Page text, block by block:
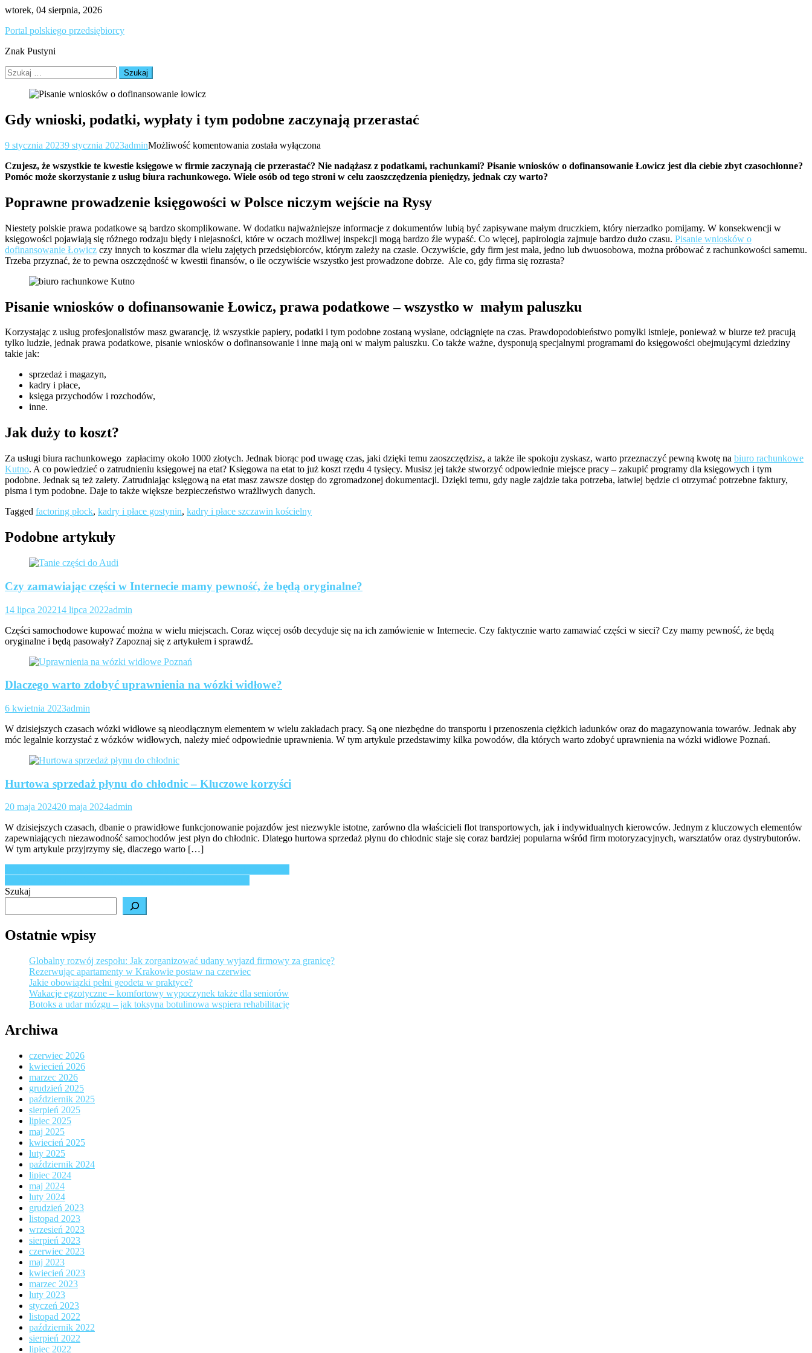
Skip
content
wtorek, 04 sierpnia, 2026
Portal polskiego przedsiębiorcy
Znak Pustyni
Szukaj:
Gdy wnioski, podatki, wypłaty i tym podobne zaczynają przerastać
9 stycznia 20239 stycznia 2023adminMożliwość komentowania Gdy
podatki,
wypłaty
tym
podobne
przerastać
została wyłączona
Czujesz, że wszystkie te kwestie księgowe w firmie zaczynają cie przerastać? Nie nadążasz z podatkami, rachunkami? Pisanie wniosków o dofinansowanie Łowicz jest dla ciebie zbyt czasochłonne?
Pomóc może skorzystanie z usług biura rachunkowego. Wiele osób od tego stroni w celu zaoszczędzenia pieniędzy, jednak czy warto?
Poprawne prowadzenie księgowości w Polsce niczym wejście na Rysy
Niestety polskie prawa podatkowe są bardzo skomplikowane. W dodatku najważniejsze informacje z dokumentów lubią być zapisywane małym druczkiem, który nierzadko pomijamy. W konsekwencji w
księgowości pojawiają się różnego rodzaju błędy i niejasności, które w oczach możliwej inspekcji mogą bardzo źle wypaść. Co więcej, papirologia zajmuje bardzo dużo czasu. Pisanie wniosków o
dofinansowanie Łowicz czy innych to koszmar dla wielu zajętych przedsiębiorców, którym zależy na czasie. Oczywiście, gdy firm jest mała, jedno lub dwuosobowa, można próbować z rachunkowości samemu.
Trzeba przyznać, że to pewna oszczędność w kwestii finansów, o ile oczywiście wszystko jest prowadzone dobrze. Ale co, gdy firma się rozrasta?
Pisanie wniosków o dofinansowanie Łowicz, prawa podatkowe – wszystko w małym paluszku
Korzystając z usług profesjonalistów masz gwarancję, iż wszystkie papiery, podatki i tym podobne zostaną wysłane, odciągnięte na czas. Prawdopodobieństwo pomyłki istnieje, ponieważ w biurze też pracują
tylko ludzie, jednak prawa podatkowe, pisanie wniosków o dofinansowanie i inne mają oni w małym paluszku. Co także ważne, dysponują specjalnymi programami do księgowości obejmującymi dziedziny
takie jak:
sprzedaż i magazyn,
kadry i płace,
księga przychodów i rozchodów,
inne.
Jak duży to koszt?
Za usługi biura rachunkowego zapłacimy około 1000 złotych. Jednak biorąc pod uwagę czas, jaki dzięki temu zaoszczędzisz, a także ile spokoju zyskasz, warto przeznaczyć pewną kwotę na biuro rachunkowe
Kutno. A co powiedzieć o zatrudnieniu księgowej na etat? Księgowa na etat to już koszt rzędu 4 tysięcy. Musisz jej także stworzyć odpowiednie miejsce pracy – zakupić programy dla księgowych i tym
podobne. Jednak są też zalety. Zatrudniając księgową na etat masz zawsze dostęp do zgromadzonej dokumentacji. Dzięki temu, gdy nagle zajdzie taka potrzeba, łatwiej będzie ci otrzymać potrzebne faktury,
pisma i tym podobne. Daje to także większe bezpieczeństwo wrażliwych danych.
Tagged factoring płock, kadry i płace gostynin, kadry i płace szczawin kościelny
Podobne artykuły
Czy zamawiając części w Internecie mamy pewność, że będą oryginalne?
14 lipca 202214 lipca 2022admin
Części samochodowe kupować można w wielu miejscach. Coraz więcej osób decyduje się na ich zamówienie w Internecie. Czy faktycznie warto zamawiać części w sieci? Czy mamy pewność, że będą
oryginalne i będą pasowały? Zapoznaj się z artykułem i sprawdź.
Dlaczego warto zdobyć uprawnienia na wózki widłowe?
6 kwietnia 2023admin
W dzisiejszych czasach wózki widłowe są nieodłącznym elementem w wielu zakładach pracy. Są one niezbędne do transportu i przenoszenia ciężkich ładunków oraz do magazynowania towarów. Jednak aby
móc legalnie korzystać z wózków widłowych, należy mieć odpowiednie uprawnienia. W tym artykule przedstawimy kilka powodów, dla których warto zdobyć uprawnienia na wózki widłowe Poznań.
Hurtowa sprzedaż płynu do chłodnic – Kluczowe korzyści
20 maja 202420 maja 2024admin
W dzisiejszych czasach, dbanie o prawidłowe funkcjonowanie pojazdów jest niezwykle istotne, zarówno dla właścicieli flot transportowych, jak i indywidualnych kierowców. Jednym z kluczowych elementów
zapewniających niezawodność samochodów jest płyn do chłodnic. Dlatego hurtowa sprzedaż płynu do chłodnic staje się coraz bardziej popularna wśród firm motoryzacyjnych, warsztatów oraz dystrybutorów.
W tym artykule przyjrzymy się, dlaczego warto […]
Nawigacja
wpisu
Szukaj
Ostatnie wpisy
Globalny rozwój zespołu: Jak zorganizować udany wyjazd firmowy za granicę?
Rezerwując apartamenty w Krakowie postaw na czerwiec
Jakie obowiązki pełni geodeta w praktyce?
Wakacje egzotyczne – komfortowy wypoczynek także dla seniorów
Botoks a udar mózgu – jak toksyna botulinowa wspiera rehabilitację
Archiwa
czerwiec 2026
kwiecień 2026
marzec 2026
grudzień 2025
październik 2025
sierpień 2025
lipiec 2025
maj 2025
kwiecień 2025
luty 2025
październik 2024
lipiec 2024
maj 2024
luty 2024
grudzień 2023
listopad 2023
wrzesień 2023
sierpień 2023
czerwiec 2023
maj 2023
kwiecień 2023
marzec 2023
luty 2023
styczeń 2023
listopad 2022
październik 2022
sierpień 2022
lipiec 2022